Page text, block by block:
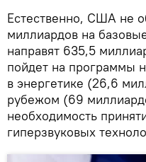
Естественно, США не
миллиардов на
направят 635,5
пойдет на программы
в энергетике (26,6
рубежом (69
необходимость
гиперзвуковых